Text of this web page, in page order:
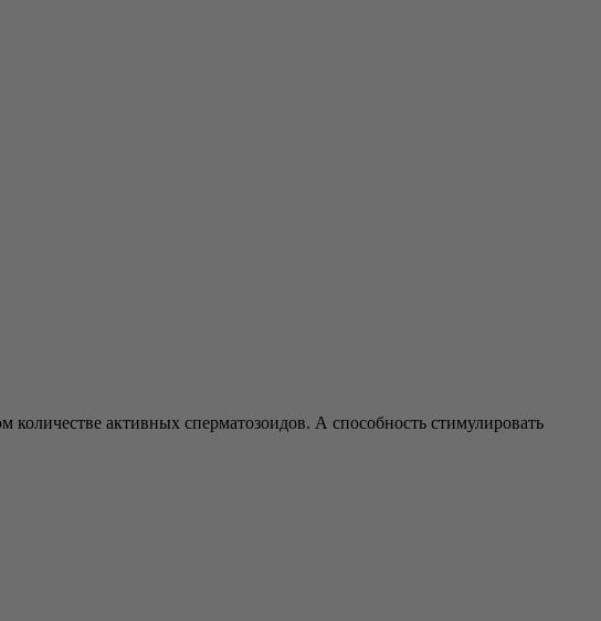
активных сперматозоидов. А способность стимулировать